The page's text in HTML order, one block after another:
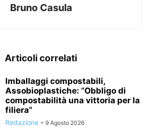
Bruno Casula
Articoli correlati
Imballaggi compostabili,
Assobioplastiche: “Obbligo di
compostabilità una vittoria per la
filiera”
Redazione - 9 Agosto 2026